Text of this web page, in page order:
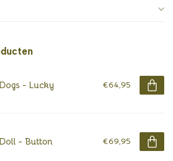
- Lucky €64,95
- Button €69,95